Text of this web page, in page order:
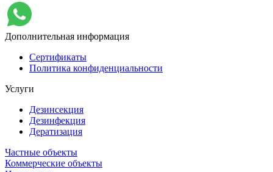
Дополнительная информация
Сертификаты
Политика конфиденциальности
Услуги
Дезинсекция
Дезинфекция
Дератизация
Частные объекты
Коммерческие объекты